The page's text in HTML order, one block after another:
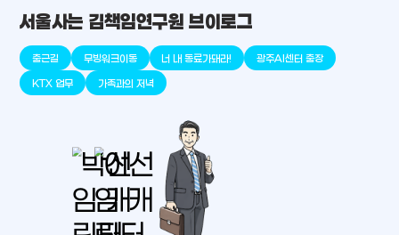
arrow_selector_tool
경기도
충청남도 대전광역시
place
천안
place
세종
place
판교
place
오송
place
대덕
place
원주
서울사는 김책임연구원 브이로그
출근길 무빙워크이동 너 내 동료가돼라! 광주AI센터 출장
KTX 업무 가족과의 저녁